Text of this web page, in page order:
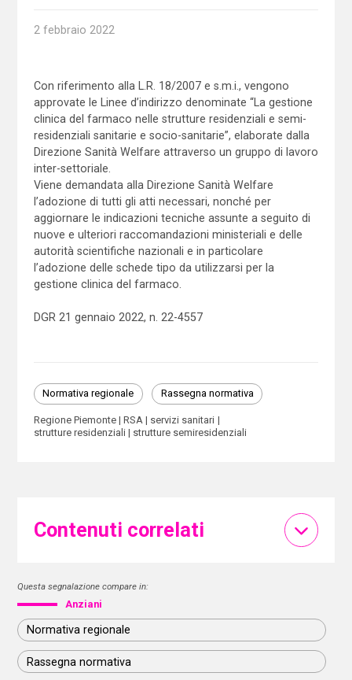
2 febbraio 2022
Con riferimento alla L.R. 18/2007 e s.m.i., vengono
approvate le Linee d’indirizzo denominate “La gestione
clinica del farmaco nelle strutture residenziali e semi-
residenziali sanitarie e socio-sanitarie”, elaborate dalla
Direzione Sanità Welfare attraverso un gruppo di lavoro
inter-settoriale.
Viene demandata alla Direzione Sanità Welfare
l’adozione di tutti gli atti necessari, nonché per
aggiornare le indicazioni tecniche assunte a seguito di
nuove e ulteriori raccomandazioni ministeriali e delle
autorità scientifiche nazionali e in particolare
l’adozione delle schede tipo da utilizzarsi per la
gestione clinica del farmaco.
DGR 21 gennaio 2022, n. 22-4557
Normativa regionale Rassegna normativa
Regione Piemonte RSA
servizi sanitari
strutture residenziali
strutture semiresidenziali
Contenuti correlati
Questa segnalazione compare in:
Anziani
Normativa regionale
Rassegna normativa